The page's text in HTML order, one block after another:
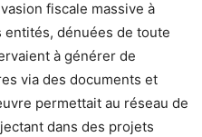
fiscale massive à
dénuées de toute
à générer de
via des documents et
permettait au réseau de
dans des projets